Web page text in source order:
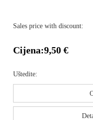
Sales price with discount:
Cijena:9,50 €
Uštedite: